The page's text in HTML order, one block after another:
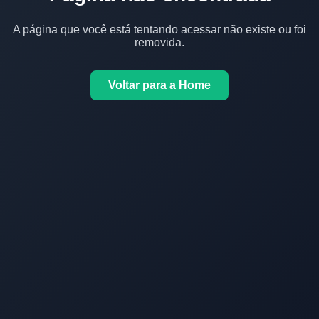
A página que você está tentando acessar não existe ou foi
removida.
Voltar para a Home